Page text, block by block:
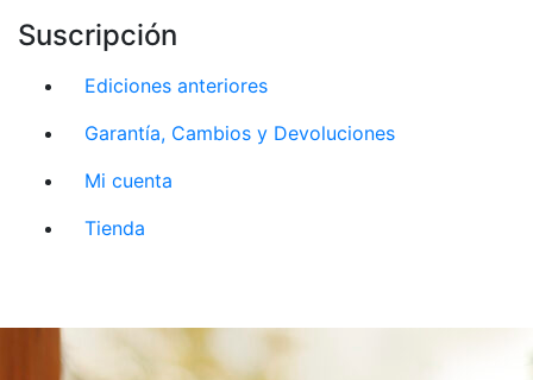
Suscripción
Ediciones anteriores
Garantía, Cambios y Devoluciones
Mi cuenta
Tienda